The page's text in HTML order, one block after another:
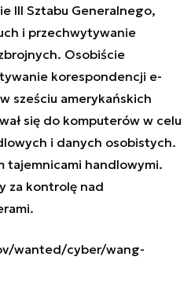
III Sztabu Generalnego,
i przechwytywanie
Osobiście
korespondencji e-
sześciu amerykańskich
się do komputerów w celu
i danych osobistych.
tajemnicami handlowymi.
za kontrolę nad
wanted/cyber/wang-